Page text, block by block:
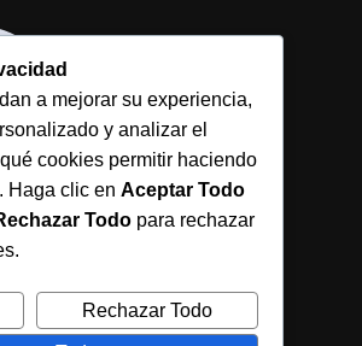
un medio deportivo digital
que ofrece noticias, análisis y
sobre fútbol, béisbol y
y constancia.
a mejorar su experiencia,
y analizar el
cookies permitir haciendo
. Haga clic en Aceptar Todo
Todo para rechazar
Rechazar Todo